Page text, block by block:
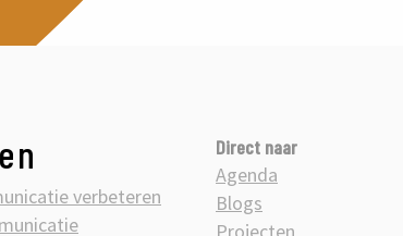
verbeteren
Direct naar
Agenda
Blogs